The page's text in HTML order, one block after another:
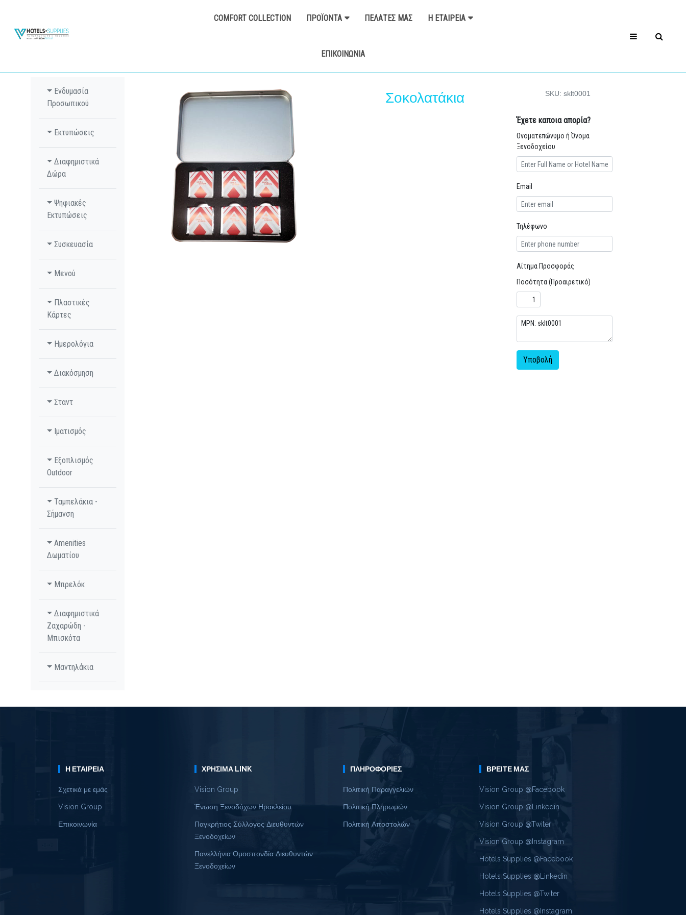
COMFORT COLLECTION ΠΡΟΪΌΝΤΑ ΠΕΛΆΤΕΣ ΜΑΣ Η ΕΤΑΙΡΕΊΑ
ΕΠΙΚΟΙΝΩΝΊΑ
Ενδυμασία
Προσωπικού
Εκτυπώσεις
Διαφημιστικά
Δώρα
Ψηφιακές
Εκτυπώσεις
Συσκευασία
Μενού
Πλαστικές
Κάρτες
Ημερολόγια
Διακόσμηση
Σταντ
Ιματισμός
Εξοπλισμός
Outdoor
Ταμπελάκια -
Σήμανση
Amenities
Δωματίου
Μπρελόκ
Διαφημιστικά
Ζαχαρώδη -
Μπισκότα
Μαντηλάκια
Σοκολατάκια SKU: sklt0001
Έχετε καποια απορία?
Ονοματεπώνυμο ή Όνομα
Ξενοδοχείου
Email
Τηλέφωνο
Αίτημα Προσφοράς
Ποσότητα (Προαιρετικό)
Υποβολή
Η ΕΤΑΙΡΕΊΑ
Σχετικά με εμάς
Vision Group
Επικοινωνία
ΧΡΉΣΙΜΑ LINK
Vision Group
Ένωση Ξενοδόχων Ηρακλείου
Παγκρήτιος Σύλλογος Διευθυντών
Ξενοδοχείων
Πανελλήνια Ομοσπονδία Διευθυντών
Ξενοδοχείων
ΠΛΗΡΟΦΟΡΊΕΣ
Πολιτική Παραγγελιών
Πολιτική Πληρωμών
Πολιτική Αποστολών
ΒΡΕΊΤΕ ΜΑΣ
Vision Group @Facebook
Vision Group @Linkedin
Vision Group @Twiter
Vision Group @Instagram
Hotels Supplies @Facebook
Hotels Supplies @Linkedin
Hotels Supplies @Twiter
Hotels Supplies @Instagram